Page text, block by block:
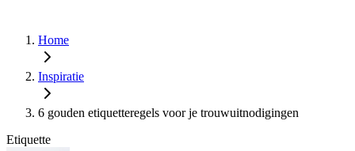
Home
Inspiratie
6 gouden etiquetteregels voor je trouwuitnodigingen
Etiquette